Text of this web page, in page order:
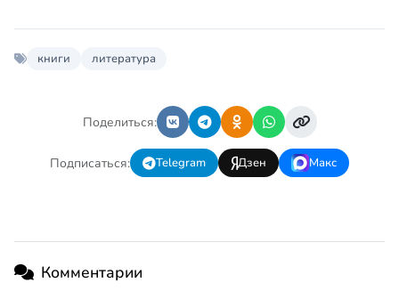
книги литература
Поделиться:
Подписаться: Telegram Дзен Макс
Комментарии